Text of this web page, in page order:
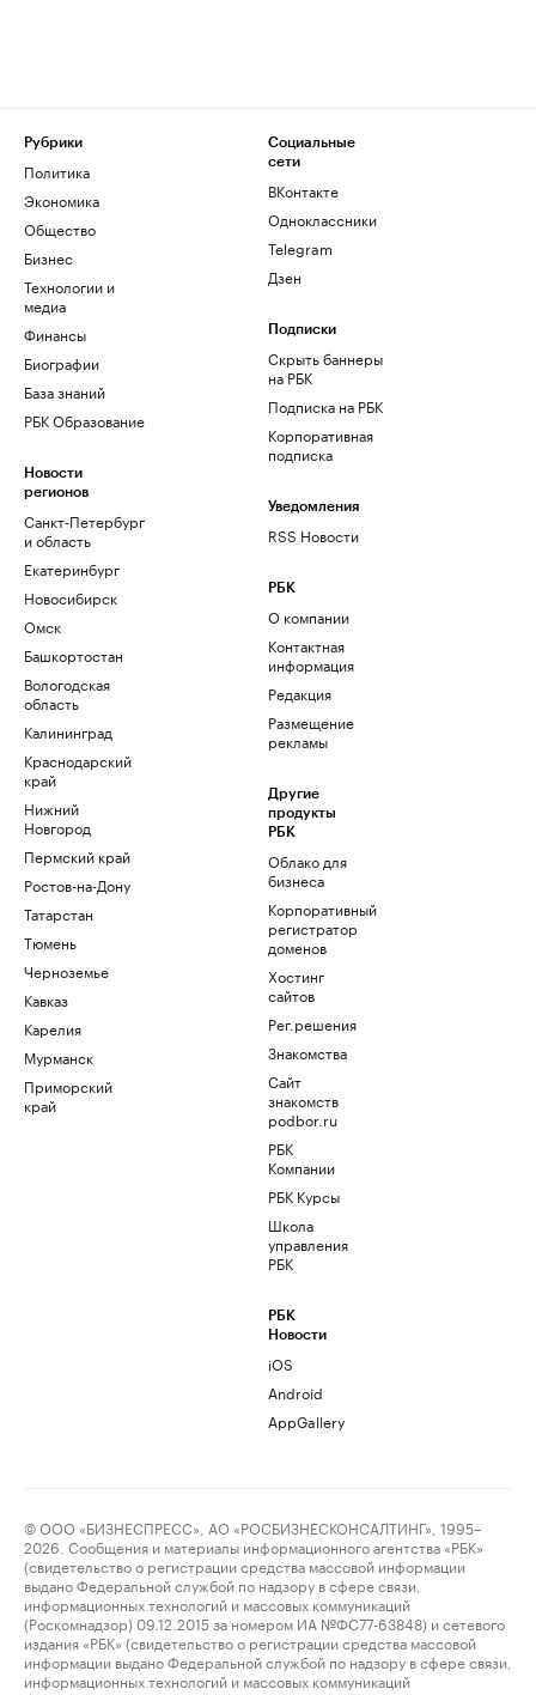
Рубрики
Политика
Экономика
Общество
Бизнес
Технологии и
медиа
Финансы
Биографии
База знаний
РБК Образование
Новости
регионов
Санкт-Петербург
и область
Екатеринбург
Новосибирск
Омск
Башкортостан
Вологодская
область
Калининград
Краснодарский
край
Нижний
Новгород
Пермский край
Ростов-на-Дону
Татарстан
Тюмень
Черноземье
Кавказ
Карелия
Мурманск
Приморский
край
Социальные
сети
ВКонтакте
Одноклассники
Telegram
Дзен
Подписки
Скрыть баннеры
на РБК
Подписка на РБК
Корпоративная
подписка
Уведомления
RSS Новости
РБК
О компании
Контактная
информация
Редакция
Размещение
рекламы
Другие
продукты
РБК
Облако для
бизнеса
Корпоративный
регистратор
доменов
Хостинг
сайтов
Рег.решения
Знакомства
Сайт
знакомств
podbor.ru
РБК
Компании
РБК Курсы
Школа
управления
РБК
РБК
Новости
iOS
Android
AppGallery
© ООО «БИЗНЕСПРЕСС», АО «РОСБИЗНЕСКОНСАЛТИНГ», 1995–
2026. Сообщения и материалы информационного агентства «РБК»
(свидетельство о регистрации средства массовой информации
выдано Федеральной службой по надзору в сфере связи,
информационных технологий и массовых коммуникаций
(Роскомнадзор) 09.12.2015 за номером ИА №ФС77-63848) и сетевого
издания «РБК» (свидетельство о регистрации средства массовой
информации выдано Федеральной службой по надзору в сфере связи,
информационных технологий и массовых коммуникаций